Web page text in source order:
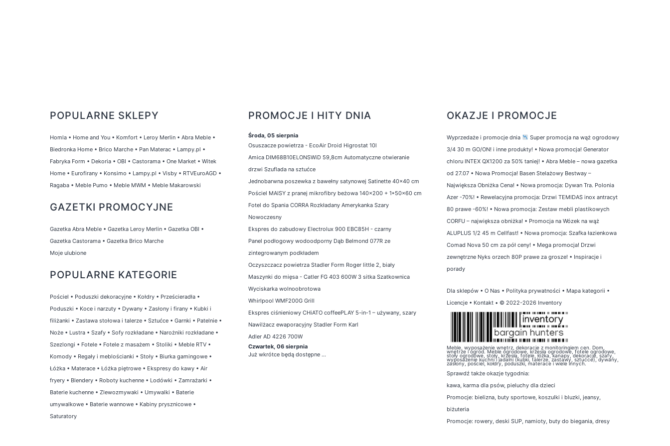
POPULARNE SKLEPY
Homla • Home and You • Komfort • Leroy Merlin • Abra Meble •
Biedronka Home • Brico Marche • Pan Materac • Lampy.pl •
Fabryka Form • Dekoria • OBI • Castorama • One Market • Witek
Home • Eurofirany • Konsimo • Lampy.pl • Visby • RTVEuroAGD •
Ragaba • Meble Pumo • Meble MWM • Meble Makarowski
GAZETKI PROMOCYJNE
Gazetka Abra Meble • Gazetka Leroy Merlin • Gazetka OBI •
Gazetka Castorama • Gazetka Brico Marche
Moje ulubione
POPULARNE KATEGORIE
Pościel • Poduszki dekoracyjne • Kołdry • Prześcieradła •
Poduszki • Koce i narzuty • Dywany • Zasłony i firany • Kubki i
filiżanki • Zastawa stołowa i talerze • Sztućce • Garnki • Patelnie •
Noże • Lustra • Szafy • Sofy rozkładane • Narożniki rozkładane •
Szezlongi • Fotele • Fotele z masażem • Stoliki • Meble RTV •
Komody • Regały i meblościanki • Stoły • Biurka gamingowe •
Łóżka • Materace • Łóżka piętrowe • Ekspresy do kawy • Air
fryery • Blendery • Roboty kuchenne • Lodówki • Zamrażarki •
Baterie kuchenne • Zlewozmywaki • Umywalki • Baterie
umywalkowe • Baterie wannowe • Kabiny prysznicowe •
Saturatory
PROMOCJE I HITY DNIA
Środa, 05 sierpnia
Osuszacze powietrza - EcoAir Droid Higrostat 10l
Amica DIM68B10ELONSWiD 59,8cm Automatyczne otwieranie
drzwi Szuflada na sztućce
Jednobarwna poszewka z bawełny satynowej Satinette 40x40 cm
Pościel MAISY z pranej mikrofibry beżowa 140x200 + 1*50x60 cm
Fotel do Spania CORRA Rozkładany Amerykanka Szary
Nowoczesny
Ekspres do zabudowy Electrolux 900 EBC85H - czarny
Panel podłogowy wodoodporny Dąb Belmond 077R ze
zintegrowanym podkładem
Oczyszczacz powietrza Stadler Form Roger little 2, biały
Maszynki do mięsa - Catler FG 403 600W 3 sitka Szatkownica
Wyciskarka wolnoobrotowa
Whirlpool WMF200G Grill
Ekspres ciśnieniowy CHiATO coffeePLAY 5-in-1 – używany, szary
Nawilżacz ewaporacyjny Stadler Form Karl
Adler AD 4226 700W
Czwartek, 06 sierpnia
Już wkrótce będą dostępne ...
OKAZJE I PROMOCJE
Wyprzedaże i promocje dnia
Super promocja na wąż ogrodowy
3/4 30 m GO/ON! i inne produkty! • Nowa promocja! Generator
chloru INTEX QX1200 za 50% taniej! • Abra Meble – nowa gazetka
od 27.07 • Nowa Promocja! Basen Stelażowy Bestway –
Największa Obniżka Cena! • Nowa promocja: Dywan Tra. Polonia
Azer -70%! • Rewelacyjna promocja: Drzwi TEMIDAS inox antracyt
80 prawe -60%! • Nowa promocja: Zestaw mebli plastikowych
CORFU – największa obniżka! • Promocja na Wózek na wąż
ALUPLUS 1/2 45 m Cellfast! • Nowa promocja: Szafka łazienkowa
Comad Nova 50 cm za pół ceny! • Mega promocja! Drzwi
zewnętrzne Nyks orzech 80P prawe za grosze! • Inspiracje i
porady
Dla sklepów • O Nas • Polityka prywatności • Mapa kategorii •
Licencje • Kontakt • © 2022-2026 Inventory
Meble, wyposażenie wnętrz, dekoracje z monitoringiem cen. Dom,
wnętrze i ogród. Meble ogrodowe, krzesła ogrodowe, fotele ogrodowe,
stoły ogrodowe, stoły, krzesła, fotele, łóżka, kanapy, dekoracje, szafy,
wyposażenie kuchni i jadalni (kubki, talerze, zastawy, sztućce), dywany,
zasłony, pościel, kołdry, poduszki, materace i wiele innych.
Sprawdź także okazje tygodnia:
kawa, karma dla psów, pieluchy dla dzieci
Promocje: bielizna, buty sportowe, koszulki i bluzki, jeansy,
biżuteria
Promocje: rowery, deski SUP, namioty, buty do biegania, dresy